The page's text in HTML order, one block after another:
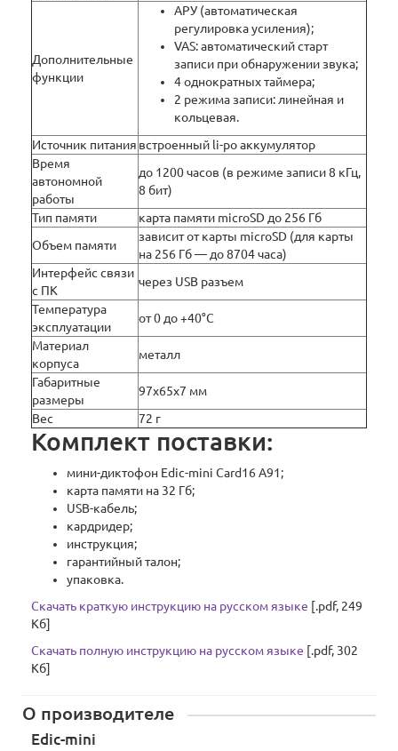
Дополнительные
функции
АРУ (автоматическая
регулировка усиления);
VAS: автоматический старт
записи при обнаружении звука;
4 однократных таймера;
2 режима записи: линейная и
кольцевая.
Источник питания встроенный li-po аккумулятор
Время
автономной
работы
до 1200 часов (в режиме записи 8 кГц,
8 бит)
Тип памяти
карта памяти microSD до 256 Гб
Объем памяти
зависит от карты microSD (для карты
на 256 Гб — до 8704 часа)
Интерфейс связи
с ПК
через USB разъем
Температура
эксплуатации
от 0 до +40°C
Материал
корпуса
металл
Габаритные
размеры
97x65x7 мм
Вес
72 г
Комплект поставки:
мини-диктофон Edic-mini Card16 A91;
карта памяти на 32 Гб;
USB-кабель;
кардридер;
инструкция;
гарантийный талон;
упаковка.
Скачать краткую инструкцию на русском языке [.pdf, 249
Кб]
Скачать полную инструкцию на русском языке [.pdf, 302
Кб]
О производителе
Edic-mini